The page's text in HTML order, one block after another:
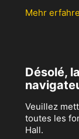
Mehr
Désolé,
Veuillez
toutes les
Hall.